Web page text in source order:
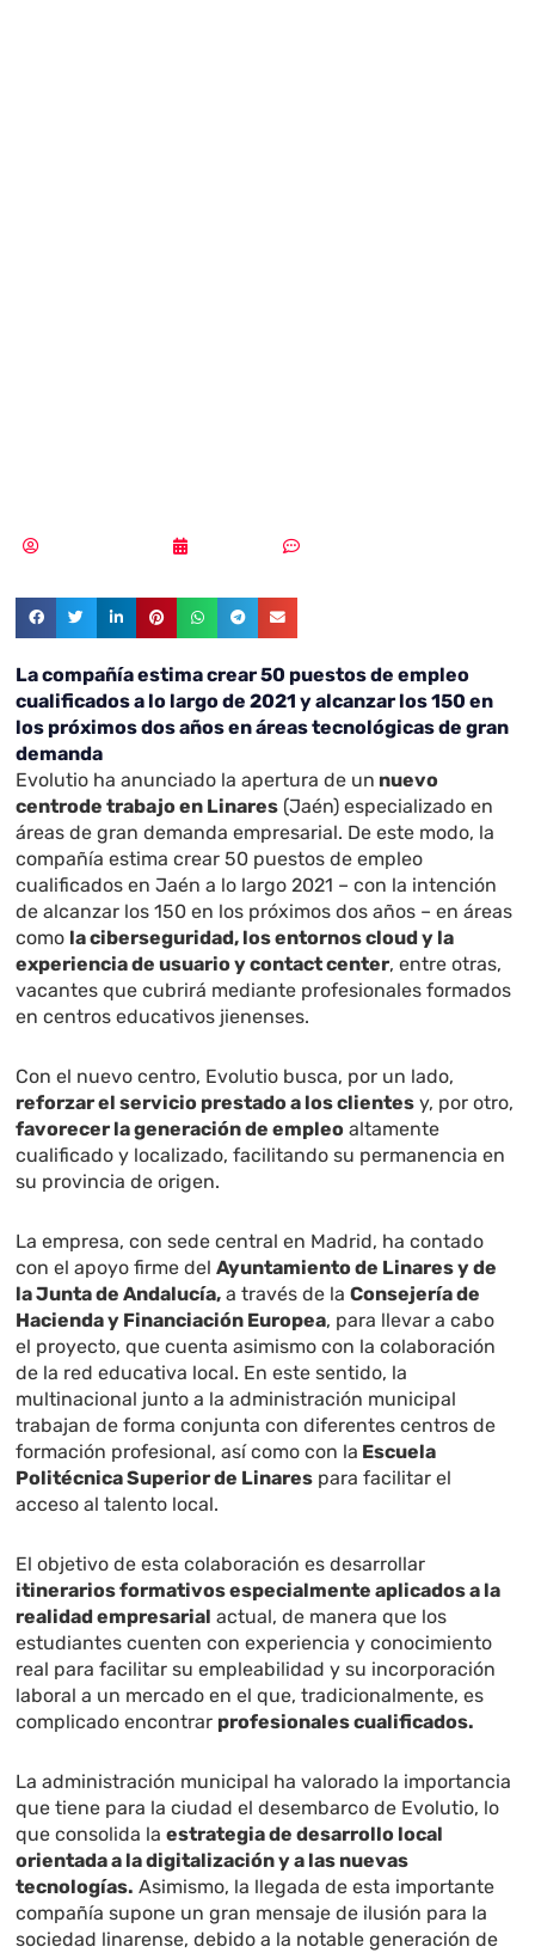
La compañía estima crear 50 puestos de empleo
cualificados a lo largo de 2021 y alcanzar los 150 en
los próximos dos años en áreas tecnológicas de gran
demanda
Evolutio ha anunciado la apertura de un nuevo
centrode trabajo en Linares (Jaén) especializado en
áreas de gran demanda empresarial. De este modo, la
compañía estima crear 50 puestos de empleo
cualificados en Jaén a lo largo 2021 – con la intención
de alcanzar los 150 en los próximos dos años – en áreas
como la ciberseguridad, los entornos cloud y la
experiencia de usuario y contact center, entre otras,
vacantes que cubrirá mediante profesionales formados
en centros educativos jienenses.
Con el nuevo centro, Evolutio busca, por un lado,
reforzar el servicio prestado a los clientes y, por otro,
favorecer la generación de empleo altamente
cualificado y localizado, facilitando su permanencia en
su provincia de origen.
La empresa, con sede central en Madrid, ha contado
con el apoyo firme delAyuntamiento de Linares y de
la Junta de Andalucía, a través de laConsejería de
Hacienda y Financiación Europea, para llevar a cabo
el proyecto, que cuenta asimismo con la colaboración
de la red educativa local. En este sentido, la
multinacional junto a la administración municipal
trabajan de forma conjunta con diferentes centros de
formación profesional, así como con la Escuela
Politécnica Superior de Linares para facilitar el
acceso al talento local.
El objetivo de esta colaboración es desarrollar
itinerarios formativos especialmente aplicados a la
realidad empresarial actual, de manera que los
estudiantes cuenten con experiencia y conocimiento
real para facilitar su empleabilidad y su incorporación
laboral a un mercado en el que, tradicionalmente, es
complicado encontrar profesionales cualificados.
La administración municipal ha valorado la importancia
que tiene para la ciudad el desembarco de Evolutio, lo
que consolida laestrategia de desarrollo local
orientada a la digitalización y a las nuevas
tecnologías. Asimismo, la llegada de esta importante
compañía supone un gran mensaje de ilusión para la
sociedad linarense, debido a la notable generación de